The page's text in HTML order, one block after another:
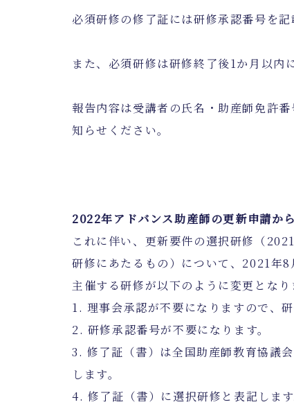
必須研修の修了証には研修承認番号を記
また、必須研修は研修終了後1か月以内
報告内容は受講者の氏名・助産師免許
知らせください。
2022年アドバンス助産師の更新申請か
これに伴い、更新要件の選択研修（
研修にあたるもの）について、2021年
主催する研修が以下のように変更とな
1. 理事会承認が不要になりますので、研
2. 研修承認番号が不要になります。
3. 修了証（書）は全国助産師教育協議
します。
4. 修了証（書）に選択研修と表記しま